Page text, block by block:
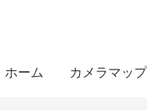
ホーム カメラマップ